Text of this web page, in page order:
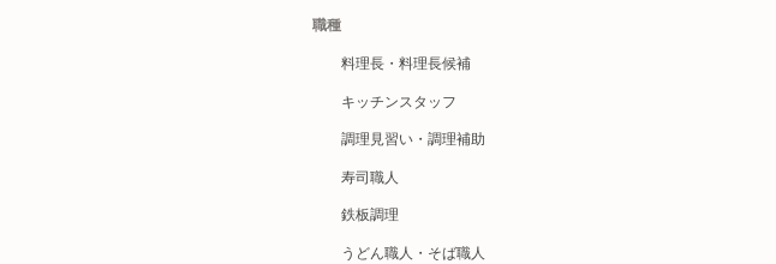
職種
料理長・料理長候補
キッチンスタッフ
調理見習い・調理補助
寿司職人
鉄板調理
うどん職人・そば職人